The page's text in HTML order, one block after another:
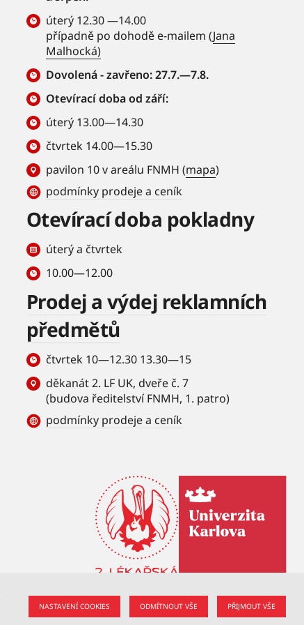
úterý 12.30 —14.00
případně po dohodě e-mailem (Jana
Malhocká)
Dovolená - zavřeno: 27.7.—7.8.
Otevírací doba od září:
úterý 13.00—14.30
čtvrtek 14.00—15.30
pavilon 10 v areálu FNMH (mapa)
podmínky prodeje a ceník
Otevírací doba pokladny
úterý a čtvrtek
10.00—12.00
Prodej a výdej reklamních
předmětů
čtvrtek 10—12.30 13.30—15
děkanát 2. LF UK, dveře č. 7
(budova ředitelství FNMH, 1. patro)
podmínky prodeje a ceník
NASTAVENÍ COOKIES ODMÍTNOUT VŠE PŘIJMOUT VŠE